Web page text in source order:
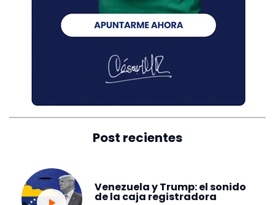
Post recientes
Venezuela y Trump: el sonido
de la caja registradora